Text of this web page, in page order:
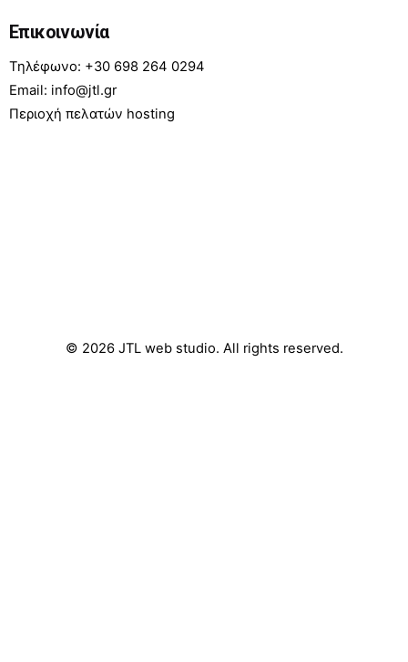
Επικοινωνία
Τηλέφωνο: +30 698 264 0294
Email: info@jtl.gr
Περιοχή πελατών hosting
© 2026 JTL web studio. All rights reserved.